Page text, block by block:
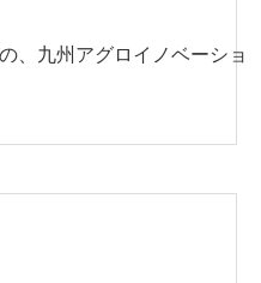
、九州アグロイノベーショ